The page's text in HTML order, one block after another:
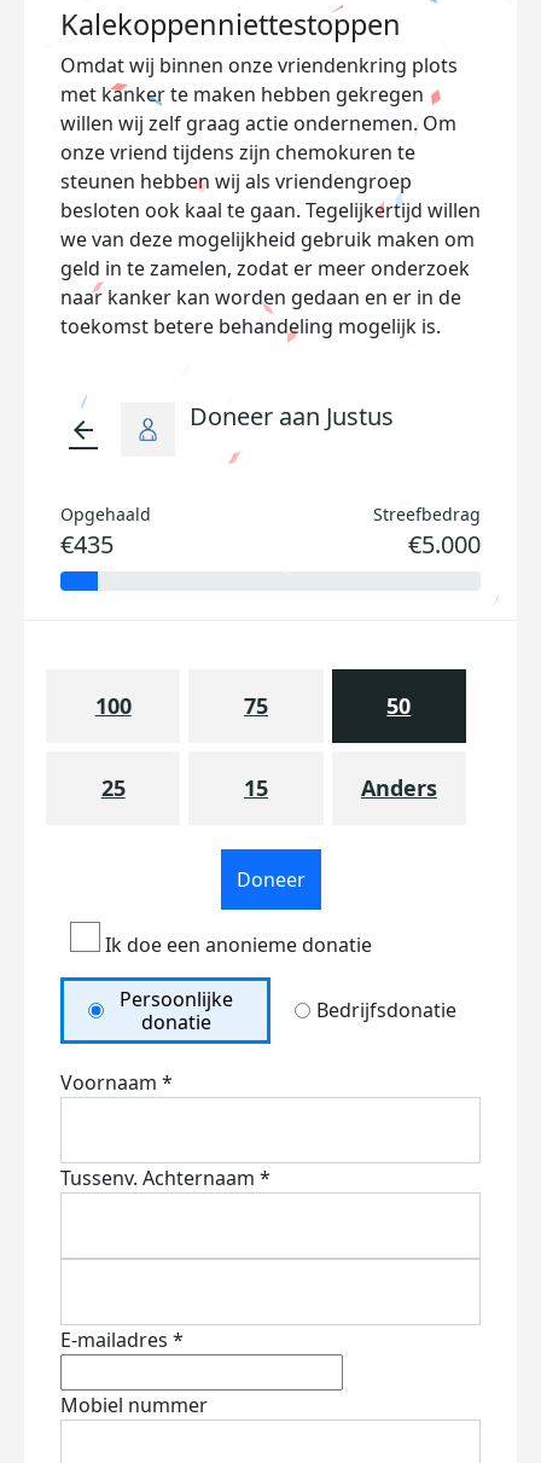
Kalekoppenniettestoppen
Omdat wij binnen onze vriendenkring plots
met kanker te maken hebben gekregen
willen wij zelf graag actie ondernemen. Om
onze vriend tijdens zijn chemokuren te
steunen hebben wij als vriendengroep
besloten ook kaal te gaan. Tegelijkertijd willen
we van deze mogelijkheid gebruik maken om
geld in te zamelen, zodat er meer onderzoek
naar kanker kan worden gedaan en er in de
toekomst betere behandeling mogelijk is.
arrow_back Doneer aan Justus
Opgehaald
€435
Streefbedrag
€5.000
100 75 50
25 15 Anders
Doneer
Ik doe een anonieme donatie
Persoonlijke
donatie
Bedrijfsdonatie
Voornaam *
Tussenv. Achternaam *
E-mailadres *
Mobiel nummer